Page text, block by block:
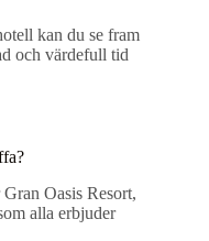
kan du se fram
och värdefull tid
Oasis Resort,
alla erbjuder